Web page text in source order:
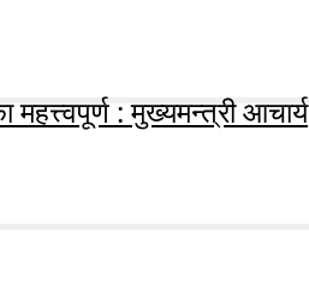
महत्त्वपूर्ण : मुख्यमन्त्री आचार्य